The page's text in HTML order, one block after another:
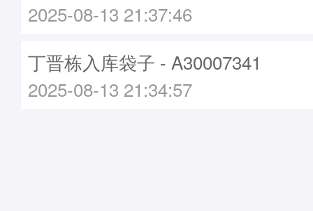
2025-08-13 21:37:46
丁晋栋入库袋子 - A30007341
2025-08-13 21:34:57